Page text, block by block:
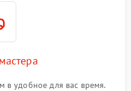
в удобное для вас время.